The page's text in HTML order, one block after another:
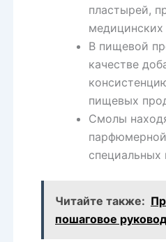
пластырей,
медицинских
В пищевой
качестве
пищевых
Смолы
специальных
Читайте также:
пошаговое